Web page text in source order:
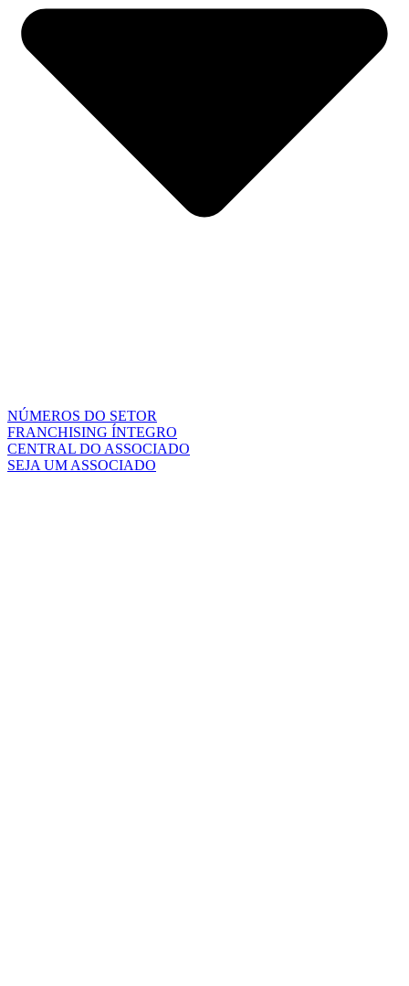
NÚMEROS DO SETOR
FRANCHISING ÍNTEGRO
CENTRAL DO ASSOCIADO
SEJA UM ASSOCIADO